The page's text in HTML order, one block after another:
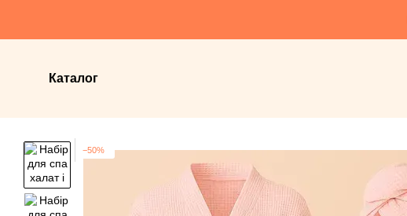
Каталог
−50%